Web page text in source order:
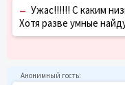
– Ужас!!!!!! С каким
Хотя разве умные